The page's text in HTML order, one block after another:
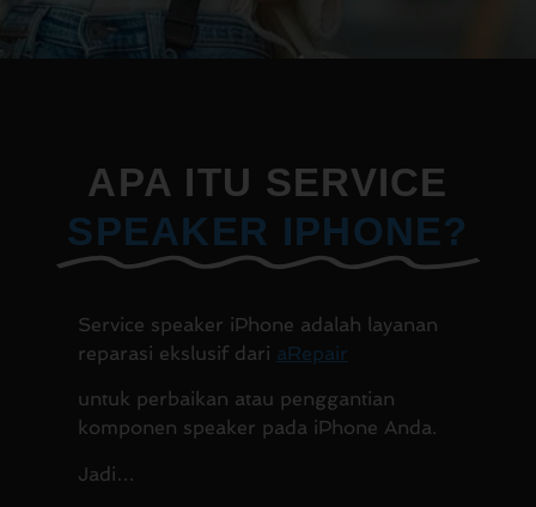
APA ITU SERVICE
SPEAKER IPHONE?
Service speaker iPhone adalah layanan
reparasi ekslusif dari aRepair
untuk perbaikan atau penggantian
komponen speaker pada iPhone Anda.
Jadi…